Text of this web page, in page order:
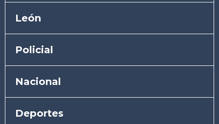
León
Policial
Nacional
Deportes